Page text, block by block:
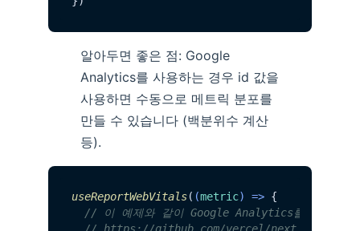
알아두면 좋은 점: Google
Analytics를 사용하는 경우 id 값을
사용하면 수동으로 메트릭 분포를
만들 수 있습니다 (백분위수 계산
등).
useReportWebVitals( (metric) => {
// 이 예제와 같이 Google Analytics를 초기화했